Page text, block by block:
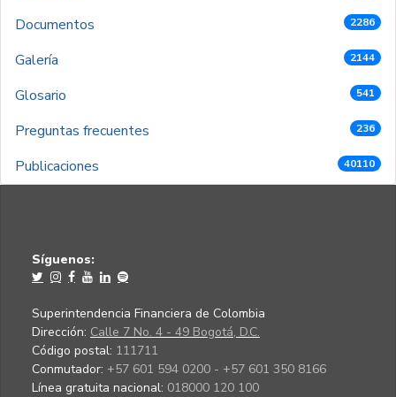
Documentos 2286
Galería 2144
Glosario 541
Preguntas frecuentes 236
Publicaciones 40110
Síguenos:
Superintendencia Financiera de Colombia
Dirección: Calle 7 No. 4 - 49 Bogotá, D.C.
Código postal: 111711
Conmutador: +57 601 594 0200 - +57 601 350 8166
Línea gratuita nacional: 018000 120 100